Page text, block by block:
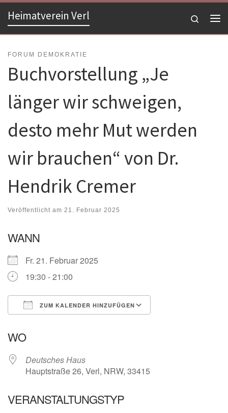
Zum Inhalt springen
Heimatverein Verl
Search
FORUM DEMOKRATIE
Buchvorstellung „Je
länger wir schweigen,
desto mehr Mut werden
wir brauchen“ von Dr.
Hendrik Cremer
Veröffentlicht am 21. Februar 2025
WANN
Fr. 21. Februar 2025
19:30 - 21:00
ZUM KALENDER HINZUFÜGEN
WO
Deutsches Haus
Hauptstraße 26, Verl, NRW, 33415
VERANSTALTUNGSTYP